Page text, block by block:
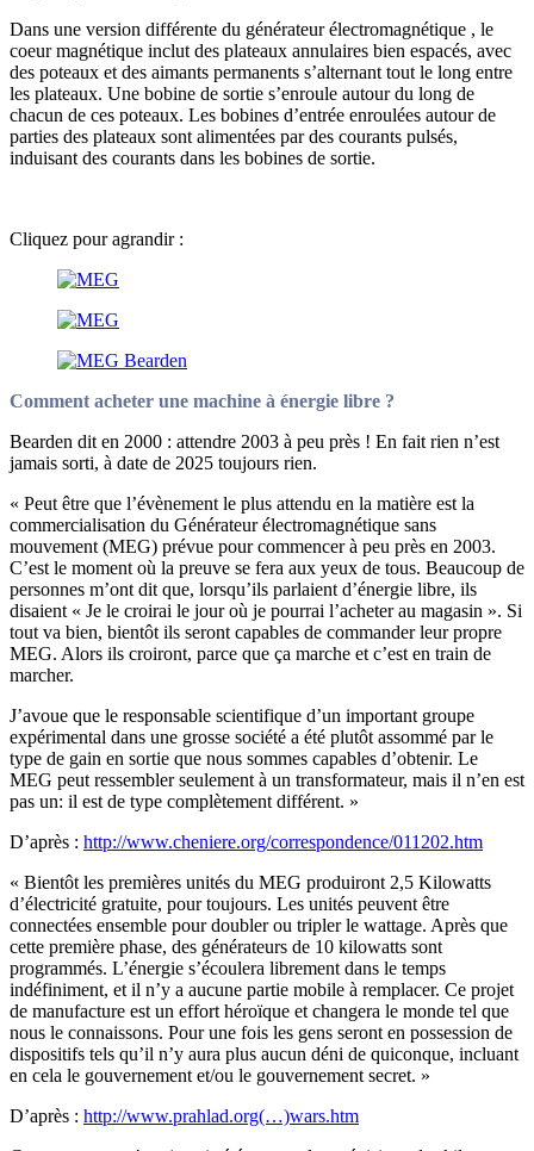
Dans une version différente du générateur électromagnétique , le
coeur magnétique inclut des plateaux annulaires bien espacés, avec
des poteaux et des aimants permanents s’alternant tout le long entre
les plateaux. Une bobine de sortie s’enroule autour du long de
chacun de ces poteaux. Les bobines d’entrée enroulées autour de
parties des plateaux sont alimentées par des courants pulsés,
induisant des courants dans les bobines de sortie.
Cliquez pour agrandir :
Comment acheter une machine à énergie libre ?
Bearden dit en 2000 : attendre 2003 à peu près ! En fait rien n’est
jamais sorti, à date de 2025 toujours rien.
« Peut être que l’évènement le plus attendu en la matière est la
commercialisation du Générateur électromagnétique sans
mouvement (MEG) prévue pour commencer à peu près en 2003.
C’est le moment où la preuve se fera aux yeux de tous. Beaucoup de
personnes m’ont dit que, lorsqu’ils parlaient d’énergie libre, ils
disaient « Je le croirai le jour où je pourrai l’acheter au magasin ». Si
tout va bien, bientôt ils seront capables de commander leur propre
MEG. Alors ils croiront, parce que ça marche et c’est en train de
marcher.
J’avoue que le responsable scientifique d’un important groupe
expérimental dans une grosse société a été plutôt assommé par le
type de gain en sortie que nous sommes capables d’obtenir. Le
MEG peut ressembler seulement à un transformateur, mais il n’en est
pas un: il est de type complètement différent. »
D’après : http://www.cheniere.org/correspondence/011202.htm
« Bientôt les premières unités du MEG produiront 2,5 Kilowatts
d’électricité gratuite, pour toujours. Les unités peuvent être
connectées ensemble pour doubler ou tripler le wattage. Après que
cette première phase, des générateurs de 10 kilowatts sont
programmés. L’énergie s’écoulera librement dans le temps
indéfiniment, et il n’y a aucune partie mobile à remplacer. Ce projet
de manufacture est un effort héroïque et changera le monde tel que
nous le connaissons. Pour une fois les gens seront en possession de
dispositifs tels qu’il n’y aura plus aucun déni de quiconque, incluant
en cela le gouvernement et/ou le gouvernement secret. »
D’après : http://www.prahlad.org(…)wars.htm